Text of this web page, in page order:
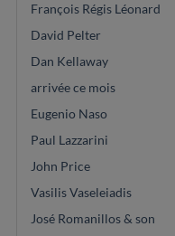
François Régis Léonard
David Pelter
Dan Kellaway
arrivée ce mois
Eugenio Naso
Paul Lazzarini
John Price
Vasilis Vaseleiadis
José Romanillos & son